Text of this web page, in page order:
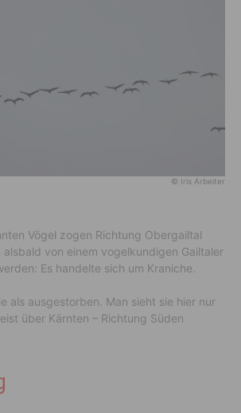
© Iris Arbeiter
Vögel zogen Richtung Obergailtal
von einem vogelkundigen Gailtaler
Es handelte sich um Kraniche.
als ausgestorben. Man sieht sie hier nur
über Kärnten – Richtung Süden